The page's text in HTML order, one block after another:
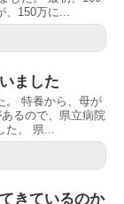
150万に...
ました
。 特養から、母が
るので、県立病院
。 県...
きているのか